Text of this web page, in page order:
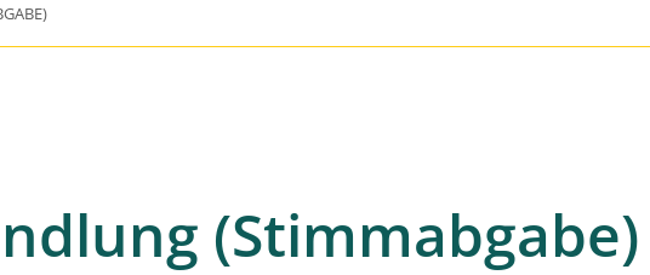
(Stimmabgabe)